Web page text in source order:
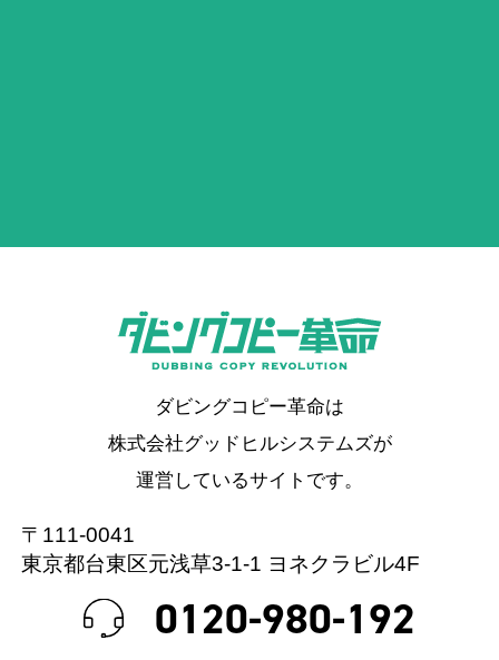
ダビングコピー革命は
株式会社グッドヒルシステムズが
運営しているサイトです。
〒111-0041
東京都台東区元浅草3-1-1 ヨネクラビル4F
0120-980-192